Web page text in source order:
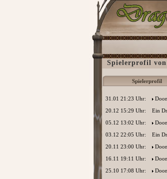
Spielerprofil von
Spielerprofil
31.01 21:23 Uhr:
20.12 15:29 Uhr:
Ein
05.12 13:02 Uhr:
03.12 22:05 Uhr:
Ein
20.11 23:00 Uhr:
16.11 19:11 Uhr:
25.10 17:08 Uhr: